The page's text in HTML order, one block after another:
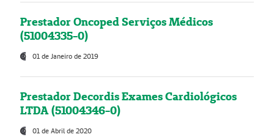
Prestador Oncoped Serviços Médicos
(51004335-0)
01 de Janeiro de 2019
Prestador Decordis Exames Cardiológicos
LTDA (51004346-0)
01 de Abril de 2020